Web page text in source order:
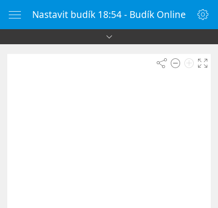
Nastavit budík 18:54 - Budík Online